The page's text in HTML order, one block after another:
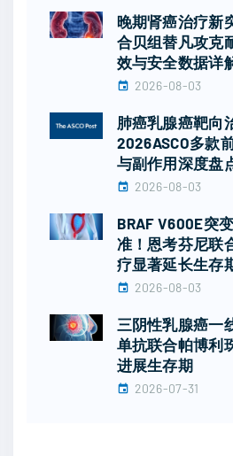
晚期肾癌治疗新
合贝组替凡攻克
效与安全数据详
2026-08-03
肺癌乳腺癌靶向
2026ASCO多款
与副作用深度盘
2026-08-03
BRAF V600E突
准！恩考芬尼联
疗显著延长生存
2026-08-03
三阴性乳腺癌一
单抗联合帕博利
进展生存期
2026-07-31